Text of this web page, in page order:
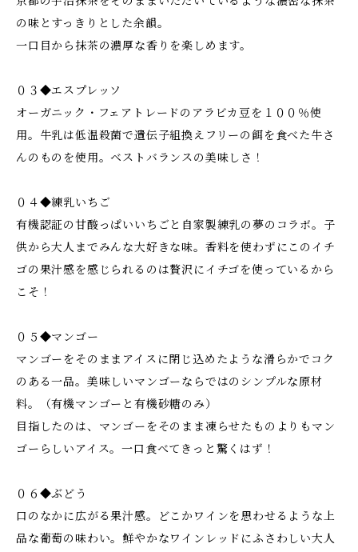
の味とすっきりとした余韻。
一口目から抹茶の濃厚な香りを楽しめます。
０３◆エスプレッソ
オーガニック・フェアトレードのアラビカ豆を１００％使
用。牛乳は低温殺菌で遺伝子組換えフリーの餌を食べた牛さ
んのものを使用。ベストバランスの美味しさ！
０４◆練乳いちご
有機認証の甘酸っぱいいちごと自家製練乳の夢のコラボ。子
供から大人までみんな大好きな味。香料を使わずにこのイチ
ゴの果汁感を感じられるのは贅沢にイチゴを使っているから
こそ！
０５◆マンゴー
マンゴーをそのままアイスに閉じ込めたような滑らかでコク
のある一品。美味しいマンゴーならではのシンプルな原材
料。（有機マンゴーと有機砂糖のみ）
目指したのは、マンゴーをそのまま凍らせたものよりもマン
ゴーらしいアイス。一口食べてきっと驚くはず！
０６◆ぶどう
口のなかに広がる果汁感。どこかワインを思わせるような上
品な葡萄の味わい。鮮やかなワインレッドにふさわしい大人